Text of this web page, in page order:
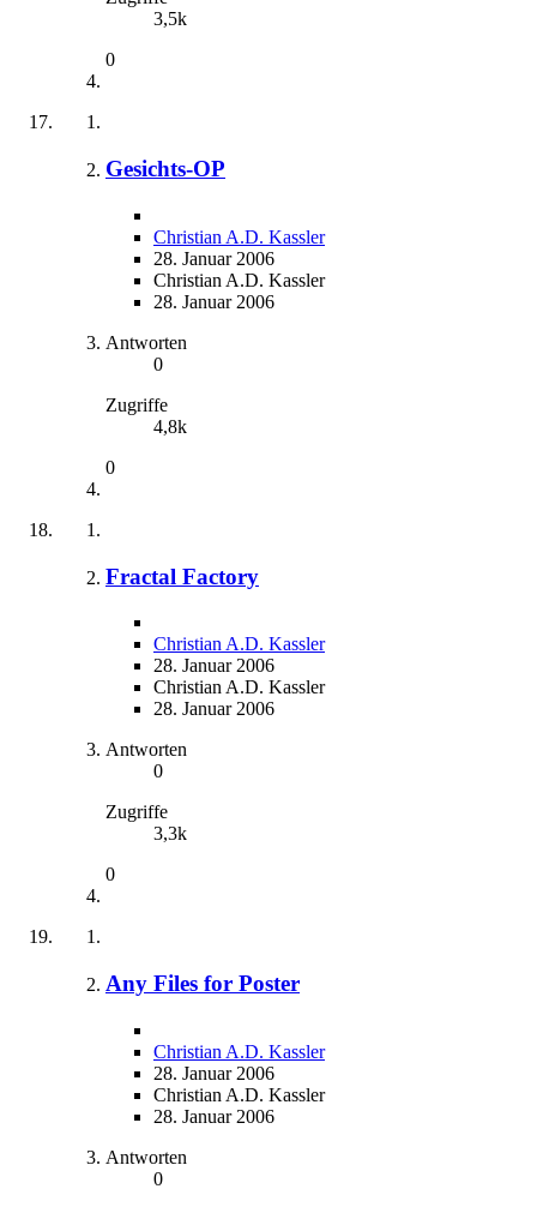
3,5k
0
Gesichts-OP
Christian A.D. Kassler
28. Januar 2006
Christian A.D. Kassler
28. Januar 2006
Antworten
0
Zugriffe
4,8k
0
Fractal Factory
Christian A.D. Kassler
28. Januar 2006
Christian A.D. Kassler
28. Januar 2006
Antworten
0
Zugriffe
3,3k
0
Any Files for Poster
Christian A.D. Kassler
28. Januar 2006
Christian A.D. Kassler
28. Januar 2006
Antworten
0